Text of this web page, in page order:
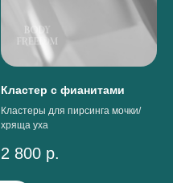
Кластер с фианитами
Кластеры для пирсинга мочки/
хряща уха
2 800 р.